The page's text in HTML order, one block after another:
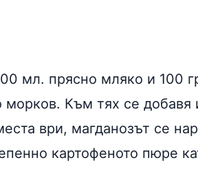
мл. прясно мляко и 100
морков. Към тях се добавя
ври, магданозът се
картофеното пюре